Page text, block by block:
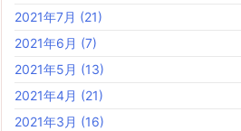
2021年7月 (21)
2021年6月 (7)
2021年5月 (13)
2021年4月 (21)
2021年3月 (16)